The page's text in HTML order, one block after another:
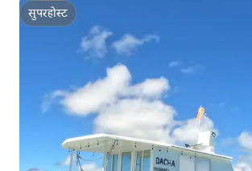
सुपरहोस्ट
सुपरहोस्ट